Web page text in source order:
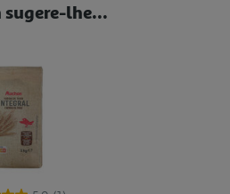
sugere-lhe...